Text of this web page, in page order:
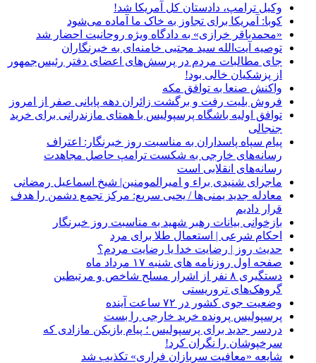
وکیل ترامپ، دادستان کل آمریکا شد!
کوبا: آمریکا برای تجاوز به خاک ما آماده می‌شود
«محمدباقر خرازی» به دادگاه ویژه روحانیت احضار شد
توصیه آیت‌الله سید مجتبی خامنه‌ای به خبرنگاران
جای مطالبات مردم در پرسش‌های اعضای دفتر رئیس‌جمهور
از پزشکیان خالی بود!
واکنش صنعا به توافق مکه
فروش بلیت رفت و برگشت زائران دهه پایانی صفر از امروز
توافق اولیه باشگاه پرسپولیس با همتای مازندرانی برای خرید
جنجالی
پیام سپاه پاسداران به مناسبت روز خبرنگار: اعتراف
رسانه‌های خارجی به شکست ترامپ حاصل مجاهدت
رسانه‌های انقلابی است
ماجرای شنیدی براء و امیرالمومنین| شیخ اسماعیل رمضانی
معادله جدید یمنی‌ها / یحیی سریع: مرکز تجمع دشمن را هدف
قرار دادیم
بازخوانی بیانات رهبر شهید به مناسبت روز خبرنگار
احکام شرعی | استعمال طلا برای مرد
حدیث روز | رضایت خدا یا رضایت مردم؟
صفحه اول روزنامه‌ های شنبه ۱۷ مرداد ماه
دستگیری ۸ نفر از اشرار مسلح شاخص و مرتبطین
گروهک‌های تروریستی
وضعیت جوی کشور در ۷۲ ساعت آینده
پرسپولیس پرونده خرید خارجی را بست
دردسر جدید برای پرسپولیس ؛ پیام بازیکن مازادی که
سرخپوشان را نگران کرد!
شایعه «معافیت سربازان فراری» تکذیب شد